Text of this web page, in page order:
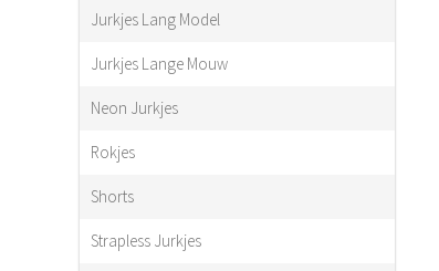
Jurkjes Lang Model
Jurkjes Lange Mouw
Neon Jurkjes
Rokjes
Shorts
Strapless Jurkjes